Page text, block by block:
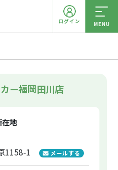
ログイン MENU
ー福岡田川店
在地
1158-1
メールする